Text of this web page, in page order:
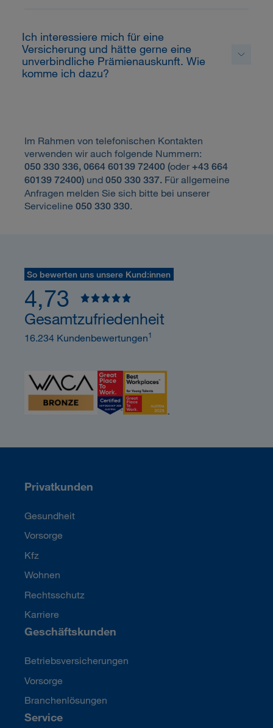
Ich interessiere mich für eine
Versicherung und hätte gerne eine
unverbindliche Prämienauskunft. Wie
komme ich dazu?
Im Rahmen von telefonischen Kontakten
verwenden wir auch folgende Nummern:
050 330 336, 0664 60139 72400 (oder+43 664
60139 72400) und 050 330 337. Für allgemeine
Anfragen melden Sie sich bitte bei unserer
Serviceline 050 330 330.
Privatkunden
Gesundheit
Vorsorge
Kfz
Wohnen
Rechtsschutz
Karriere
Geschäftskunden
Betriebsversicherungen
Vorsorge
Branchenlösungen
Service
So bewerten uns unsere Kund:innen
4,73
Gesamtzufriedenheit
16.234 Kundenbewertungen1